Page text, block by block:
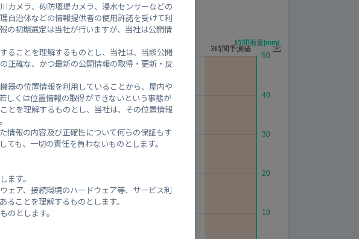
カメラ、砂防堰堤カメラ、浸水センサーなどの
自治体などの情報提供者の使用許諾を受けて利
の初期選定は当社が行いますが、当社は公開情
ることを理解するものとし、当社は、当該公開
正確な、かつ最新の公開情報の取得・更新・反
器の位置情報を利用していることから、屋内や
しくは位置情報の取得ができないという事態が
とを理解するものとし、当社は、その位置情報
情報の内容及び正確性について何らの保証もす
も、一切の責任を負わないものとします。
ます。
ェア、接続環境のハードウェア等、サービス利
ことを理解するものとします。
のとします。